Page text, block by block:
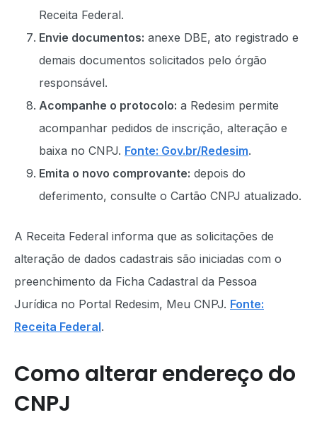
Receita Federal.
Envie documentos: anexe DBE, ato registrado e
demais documentos solicitados pelo órgão
responsável.
Acompanhe o protocolo: a Redesim permite
acompanhar pedidos de inscrição, alteração e
baixa no CNPJ. Fonte: Gov.br/Redesim.
Emita o novo comprovante: depois do
deferimento, consulte o Cartão CNPJ atualizado.
A Receita Federal informa que as solicitações de
alteração de dados cadastrais são iniciadas com o
preenchimento da Ficha Cadastral da Pessoa
Jurídica no Portal Redesim, Meu CNPJ. Fonte:
Receita Federal.
Como alterar endereço do
CNPJ